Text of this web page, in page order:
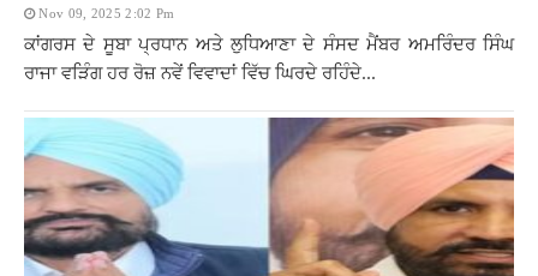
Nov 09, 2025 2:02 Pm
ਕਾਂਗਰਸ ਦੇ ਸੂਬਾ ਪ੍ਰਧਾਨ ਅਤੇ ਲੁਧਿਆਣਾ ਦੇ ਸੰਸਦ ਮੈਂਬਰ ਅਮਰਿੰਦਰ ਸਿੰਘ
ਰਾਜਾ ਵੜਿੰਗ ਹਰ ਰੋਜ਼ ਨਵੇਂ ਵਿਵਾਦਾਂ ਵਿੱਚ ਘਿਰਦੇ ਰਹਿੰਦੇ...